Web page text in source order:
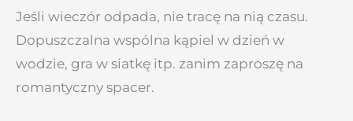
Jeśli wieczór odpada, nie tracę na nią czasu.
Dopuszczalna wspólna kąpiel w dzień w
wodzie, gra w siatkę itp. zanim zaproszę na
romantyczny spacer.